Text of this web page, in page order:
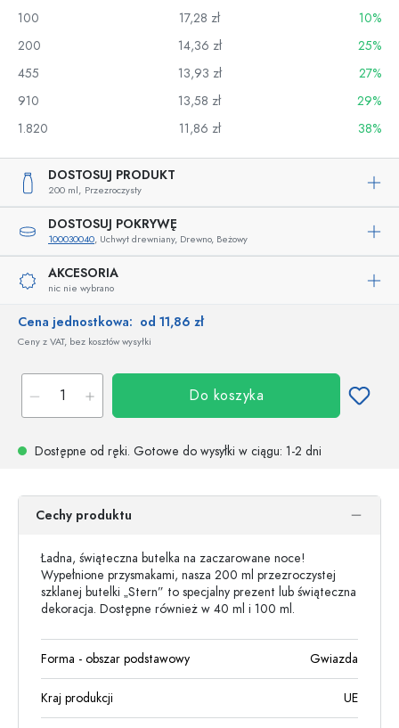
100
17,28 zł
10%
200
14,36 zł
25%
455
13,93 zł
27%
910
13,58 zł
29%
1.820
11,86 zł 38%
DOSTOSUJ PRODUKT
200 ml, Przezroczysty
DOSTOSUJ POKRYWĘ
100030040, Uchwyt drewniany, Drewno, Beżowy
AKCESORIA
nic nie wybrano
Cena jednostkowa: od 11,86 zł
Ceny z VAT, bez kosztów wysyłki
Do koszyka
Dostępne od ręki. Gotowe do wysyłki w ciągu: 1-2 dni
Cechy produktu
Ładna, świąteczna butelka na zaczarowane noce!
Wypełnione przysmakami, nasza 200 ml przezroczystej
szklanej butelki „Stern” to specjalny prezent lub świąteczna
dekoracja. Dostępne również w 40 ml i 100 ml.
Forma - obszar podstawowy Gwiazda
Kraj produkcji UE